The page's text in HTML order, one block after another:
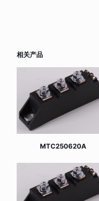
相关产品
MTC250620A